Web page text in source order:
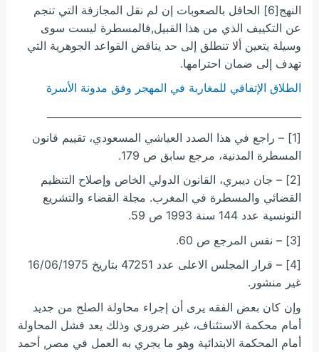
النهج[6] الحافل بالصعوبات إن لم نقل المجازفة التي تنجم
عن التكييف الذي من هذا القبيل,فالمسطرة ليست سوى
وسيلة يتعين ألا تنطلق إلى حد يناقض القواعد الجوهرية التي
تهدف إلى ضمان احترامها.
الطلاق الإتفاقي للمغاربة في المهجر وفق مدونة الأسرة
[1] – راجع في هذا الصدد العياشي المسعودي، تقييم قانون
المسطرة المدنية، مرجع سابق ص 179.
[2] – جان ديبري، القانون الدولي الخاص وإصلاح التنظيم
القضائي والمسطرة في المغرب. مجلة القضاء والتشريع
التونسية عدد 144 سنة 1993 ص 59.
[3] – نفس المرجع ص 60.
[4] – قرار المجلس الاعلى عدد 47251 بتاريخ 16/06/1975
غير منشور.
وإن كان بعض الفقه يرى أن إجراء محاولة الصلح من جديد
أمام محكمة الاستئناف، غير ضروري وذلك يعد فشل المحاولة
أمام المحكمة الابتدائية وهو ما يجري به العمل في مصر, أحمد